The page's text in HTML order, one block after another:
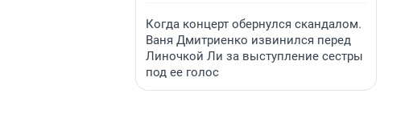
Когда концерт обернулся скандалом.
Ваня Дмитриенко извинился перед
Линочкой Ли за выступление сестры
под ее голос